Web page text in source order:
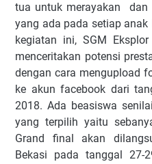
tua untuk merayakan dan
yang ada pada setiap
kegiatan ini, SGM
menceritakan potensi
dengan cara mengupload
ke akun facebook dari
2018. Ada beasiswa
yang terpilih yaitu
Grand final akan
Bekasi pada tanggal 27-